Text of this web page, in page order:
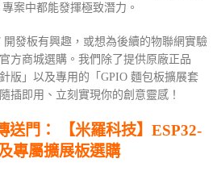
專案中都能發揮極致潛力。
發板有興趣，或想為後續的物聯網實驗
方商城選購。我們除了提供原廠正品
版」以及專用的「GPIO 麵包板擴展套
插即用、立刻實現你的創意靈感！
送門：
【米羅科技】ESP32-
專屬擴展板選購